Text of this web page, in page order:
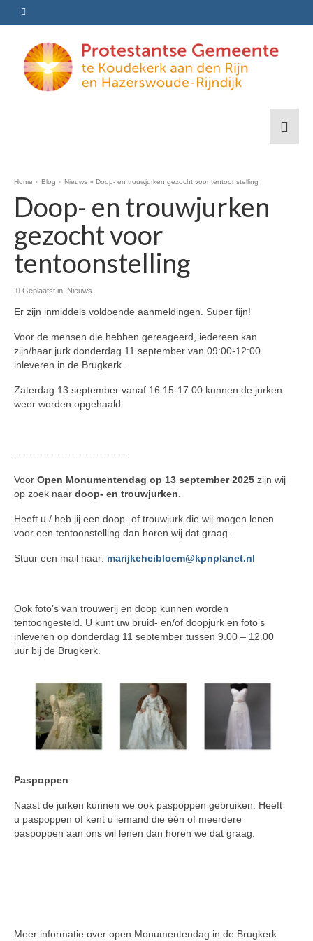
Home » Blog » Nieuws » Doop- en trouwjurken gezocht voor tentoonstelling
Doop- en trouwjurken
gezocht voor
tentoonstelling
Geplaatst in: Nieuws
Er zijn inmiddels voldoende aanmeldingen. Super fijn!
Voor de mensen die hebben gereageerd, iedereen kan
zijn/haar jurk donderdag 11 september van 09:00-12:00
inleveren in de Brugkerk.
Zaterdag 13 september vanaf 16:15-17:00 kunnen de jurken
weer worden opgehaald.
====================
Voor Open Monumentendag op 13 september 2025 zijn wij
op zoek naar doop- en trouwjurken
Heeft u / heb jij een doop- of trouwjurk die wij mogen lenen
voor een tentoonstelling dan horen wij dat graag.
Stuur een mail naar: marijkeheibloem@kpnplanet.nl
Ook foto’s van trouwerij en doop kunnen worden
tentoongesteld. U kunt uw bruid- en/of doopjurk en foto’s
inleveren op donderdag 11 september tussen 9.00 – 12.00
uur bij de Brugkerk.
Paspoppen
Naast de jurken kunnen we ook paspoppen gebruiken. Heeft
u paspoppen of kent u iemand die één of meerdere
paspoppen aan ons wil lenen dan horen we dat graag.
Meer informatie over open Monumentendag in de Brugkerk: